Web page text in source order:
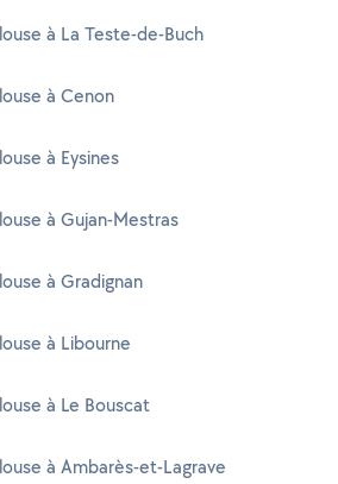
à La Teste-de-Buch
à Cenon
à Eysines
à Gujan-Mestras
à Gradignan
à Libourne
à Le Bouscat
à Ambarès-et-Lagrave